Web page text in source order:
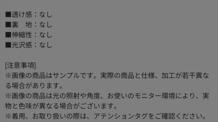
■透け感：なし
■裏 地：なし
■伸縮性：なし
■光沢感：なし
[注意事項]
※画像の商品はサンプルです。実際の商品と仕様、加工が若干異な
る場合があります。
※画像の商品は光の照射や角度、お使いのモニター環境により、実
物と色味が異なる場合がございます。
※着用、お取り扱いの際は、アテンションタグをご確認ください。